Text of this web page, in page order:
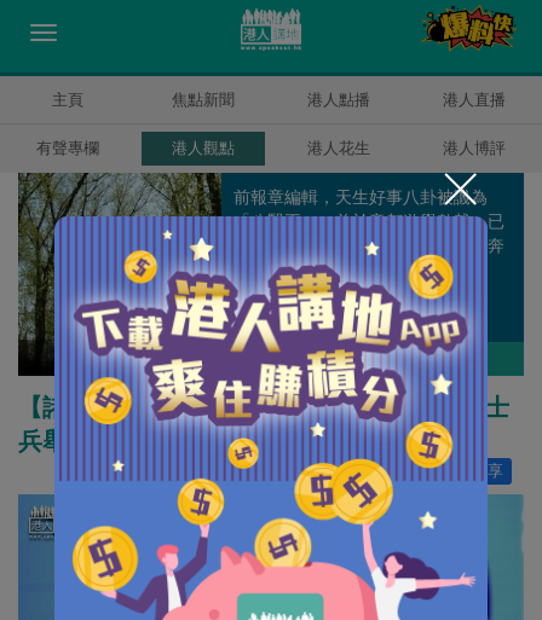
主頁 焦點新聞 港人點播 港人直播
有聲專欄 港人觀點 港人花生 港人博評
盧展常
前報章編輯，天生好事八卦被譏為
「八賢王」，曾於帝都遊學數載，已
過而立之年仍一事無成，每日為口奔
馳但仍渴望能走到天涯海角。
作者其他博評
【諸行無常】菲方橫蠻無理肆意挑釁 仁愛礁士
兵舉槍指中國海警
分享
讚好 11